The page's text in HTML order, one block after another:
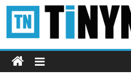
Passer
contenu
Tinynews
Le